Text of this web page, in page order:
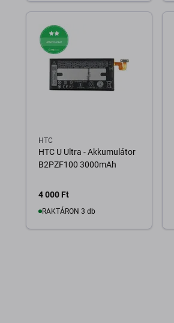
HTC
HTC U Ultra - Akkumulátor
B2PZF100 3000mAh
4 000 Ft
RAKTÁRON 3 db